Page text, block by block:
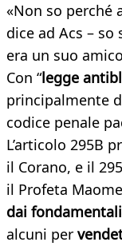
«Non so perché
dice ad Acs – so
era un suo
Con “legge
principalmente
codice penale
L’articolo 295B
il Corano, e il
il Profeta
dai
alcuni per